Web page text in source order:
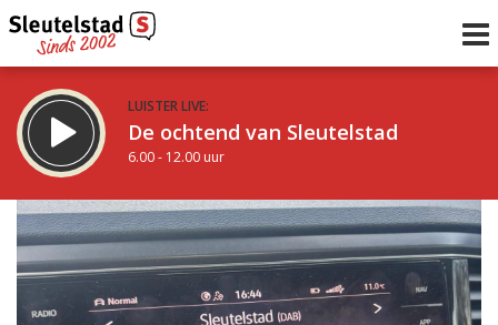
LUISTER LIVE:
De ochtend van Sleutelstad
6.00 - 12.00 uur
STRAKS:
De middag van Sleutelstad
12.00 - 18.00 uur
Vorig uur
uur 1 van 0 Volgend uur